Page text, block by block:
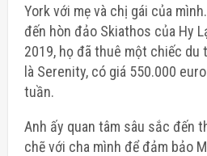
York với mẹ và chị gái của
đến hòn đảo Skiathos của Hy
2019, họ đã thuê một chiếc du
là Serenity, có giá 550.000
tuần.
Anh ấy quan tâm sâu sắc đến
chẽ với cha mình để đảm bảo